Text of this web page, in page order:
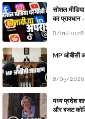
सोशल
का
8/01/2026
MP ओबीसी
8/05/2026
मध्य प्रदेश
और बजट